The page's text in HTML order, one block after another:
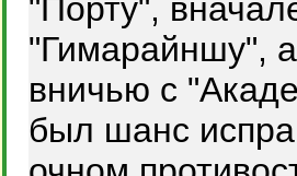
"Порту",
"Гимарайншу",
вничью с
был шанс